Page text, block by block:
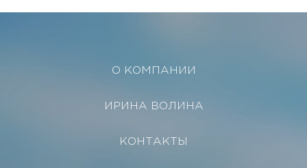
О КОМПАНИИ
ИРИНА ВОЛИНА
КОНТАКТЫ